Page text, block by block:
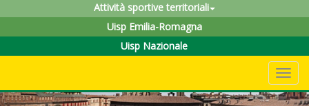
Attività sportive territoriali
Uisp Emilia-Romagna
Uisp Nazionale